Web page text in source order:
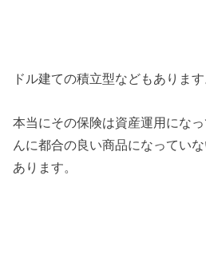
ドル建ての積立型などもあります
本当にその保険は資産運用にな
んに都合の良い商品になってい
あります。